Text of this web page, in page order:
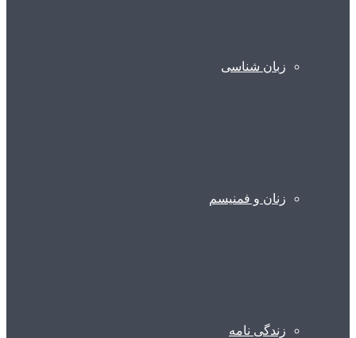
زبان شناسی
زنان و فمنیسم
زندگی نامه